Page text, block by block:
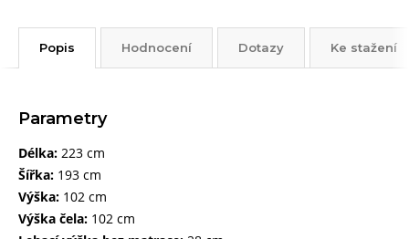
Popis Hodnocení Dotazy Ke stažení
Parametry
Délka: 223 cm
Šířka: 193 cm
Výška: 102 cm
Výška čela: 102 cm